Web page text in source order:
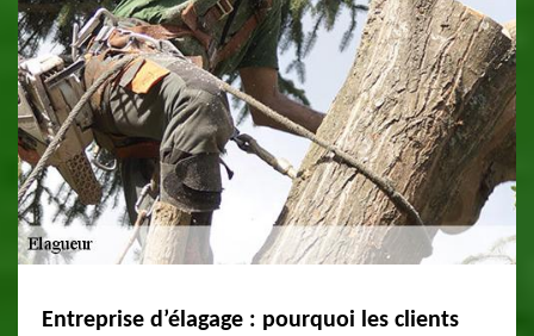
Entreprise d’élagage : pourquoi les clients